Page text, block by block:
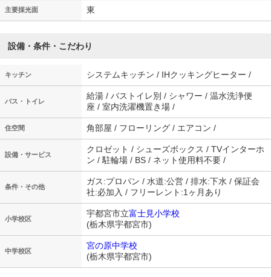
主要採光面 東
設備・条件・こだわり
キッチン システムキッチン / IHクッキングヒーター /
バス・トイレ
給湯 / バストイレ別 / シャワー / 温水洗浄便
座 / 室内洗濯機置き場 /
住空間 角部屋 / フローリング / エアコン /
設備・サービス
クロゼット / シューズボックス / TVインターホ
ン / 駐輪場 / BS / ネット使用料不要 /
条件・その他
ガス:プロパン / 水道:公営 / 排水:下水 / 保証会
社:必加入 / フリーレント:1ヶ月あり
小学校区
宇都宮市立富士見小学校
(栃木県宇都宮市)
中学校区
宮の原中学校
(栃木県宇都宮市)